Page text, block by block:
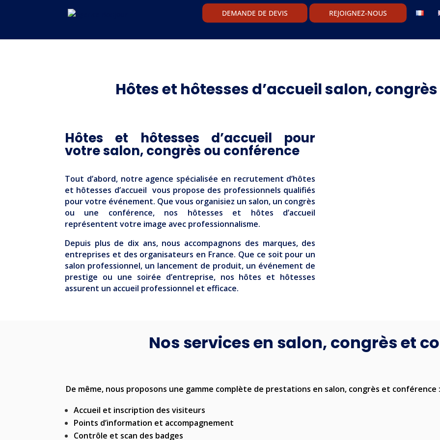
DEMANDE DE DEVIS REJOIGNEZ-NOUS
Hôtes et hôtesses d’accueil salon,
Hôtes et hôtesses d’accueil pour
votre salon, congrès ou conférence
Tout d’abord, notre agence spécialisée en recrutement d’hôtes
et hôtesses d’accueil vous propose des professionnels qualifiés
pour votre événement. Que vous organisiez un salon, un congrès
ou une conférence, nos hôtesses et hôtes d’accueil
représentent votre image avec professionnalisme.
Depuis plus de dix ans, nous accompagnons des marques, des
entreprises et des organisateurs en France. Que ce soit pour un
salon professionnel, un lancement de produit, un événement de
prestige ou une soirée d’entreprise, nos hôtes et hôtesses
assurent un accueil professionnel et efficace.
Nos services en salon, congrès et
De même, nous proposons une gamme complète de prestations en salon, congrès et conférence :
Accueil et inscription des visiteurs
Points d’information et accompagnement
Contrôle et scan des badges